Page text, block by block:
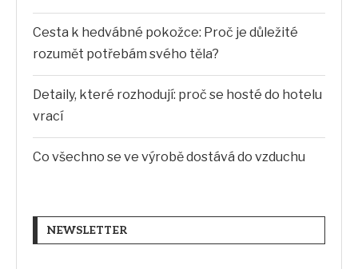
Cesta k hedvábné pokožce: Proč je důležité
rozumět potřebám svého těla?
Detaily, které rozhodují: proč se hosté do hotelu
vrací
Co všechno se ve výrobě dostává do vzduchu
NEWSLETTER